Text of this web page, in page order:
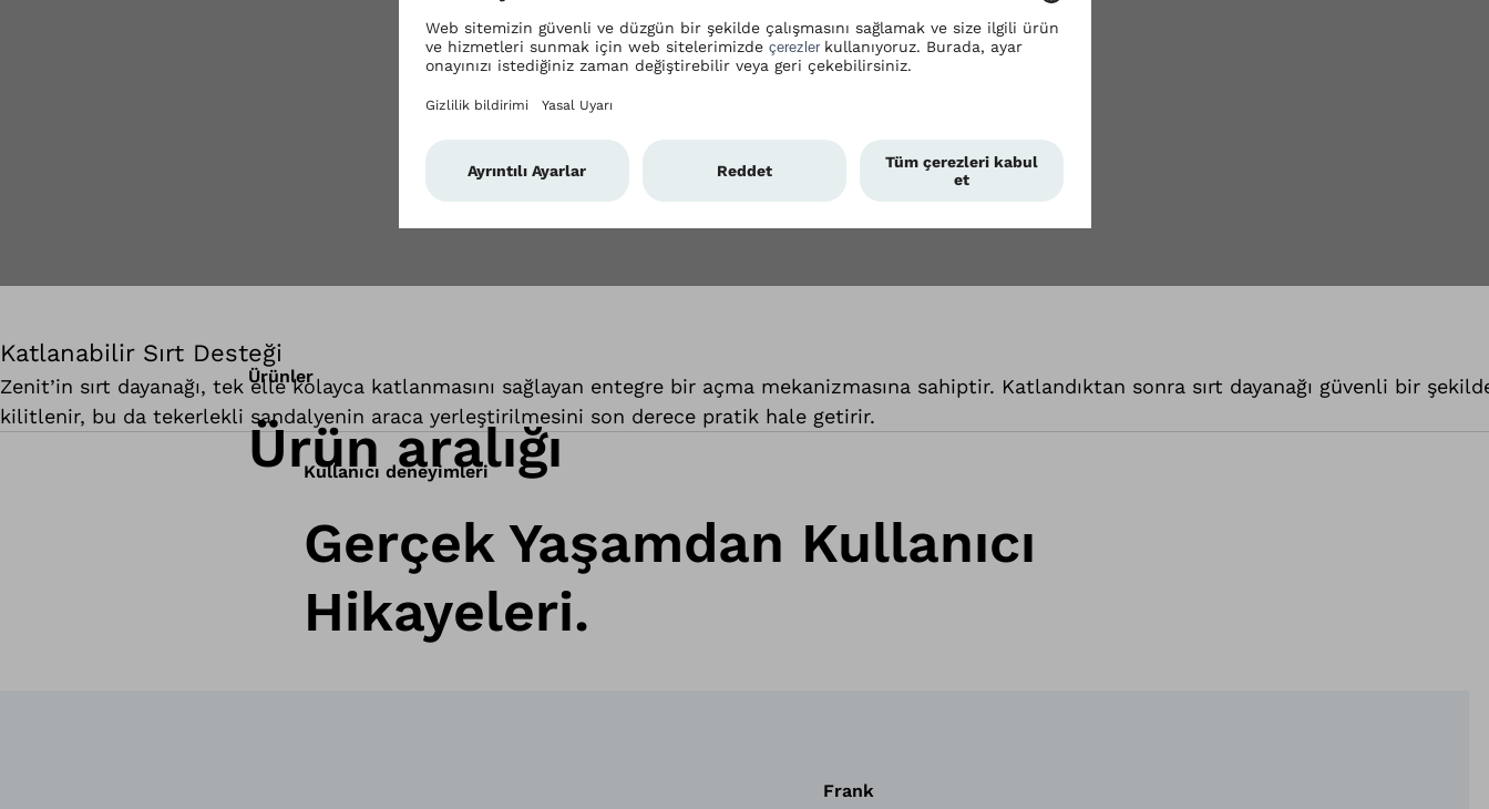
Katlanabilir Sırt Desteği
Zenit’in sırt dayanağı, tek elle kolayca katlanmasını sağlayan entegre bir açma mekanizmasına sahiptir. Katlandıktan sonra sırt dayanağı güvenli bir
kilitlenir, bu da tekerlekli sandalyenin araca yerleştirilmesini son derece pratik hale getirir.
Ürünler
Ürün aralığı
Kullanıcı deneyimleri
Gerçek Yaşamdan Kullanıcı
Hikayeleri.
Frank